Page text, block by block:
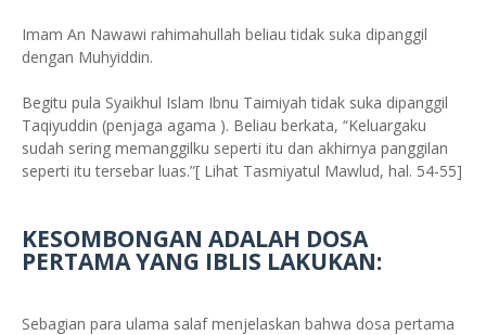
Imam An Nawawi rahimahullah beliau tidak suka dipanggil
dengan Muhyiddin.
Begitu pula Syaikhul Islam Ibnu Taimiyah tidak suka dipanggil
Taqiyuddin (penjaga agama ). Beliau berkata, “Keluargaku
sudah sering memanggilku seperti itu dan akhirnya panggilan
seperti itu tersebar luas.”[ Lihat Tasmiyatul Mawlud, hal. 54-55]
KESOMBONGAN ADALAH DOSA
PERTAMA YANG IBLIS LAKUKAN:
Sebagian para ulama salaf menjelaskan bahwa dosa pertama